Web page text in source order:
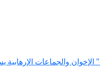
والجماعات